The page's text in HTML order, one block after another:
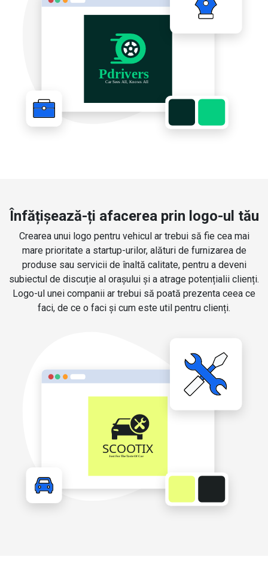
Înfățișează-ți afacerea prin logo-ul tău
Crearea unui logo pentru vehicul ar trebui să fie cea mai
mare prioritate a startup-urilor, alături de furnizarea de
produse sau servicii de înaltă calitate, pentru a deveni
subiectul de discuție al orașului și a atrage potențialii clienți.
Logo-ul unei companii ar trebui să poată prezenta ceea ce
faci, de ce o faci și cum este util pentru clienți.